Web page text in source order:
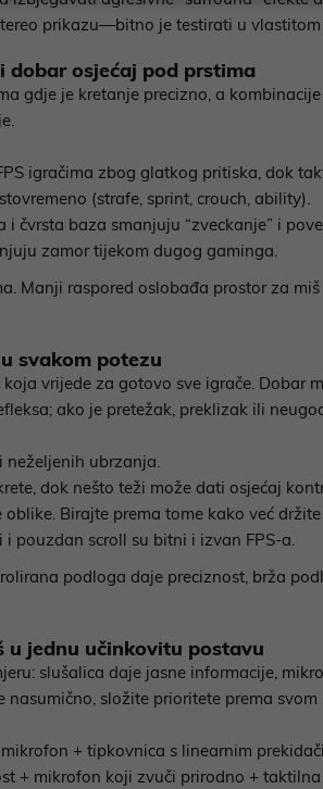
prikazu—bitno je testirati u vlastitom
osjećaj pod prstima
gdje je kretanje precizno, a
igračima zbog glatkog pritiska, dok
(strafe, sprint, crouch, ability).
čvrsta baza smanjuju “zveckanje” i
zamor tijekom dugog gaminga.
Manji raspored oslobađa prostor za
svakom potezu
vrijede za gotovo sve igrače. Dobar
ako je pretežak, preklizak ili
neželjenih ubrzanja.
dok nešto teži može dati osjećaj
Birajte prema tome kako već držite
pouzdan scroll su bitni i izvan FPS-a.
podloga daje preciznost, brža
u jednu učinkovitu postavu
slušalica daje jasne informacije,
složite prioritete prema svom
+ tipkovnica s linearnim
+ mikrofon koji zvuči prirodno +